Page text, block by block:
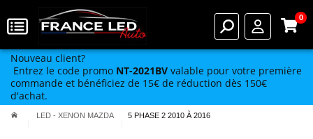
0
Nouveau client?
Entrez le code promo NT-2021BV valable pour votre première
commande et bénéficiez de 15€ de réduction dès 150€
d'achat.
LED - XENON MAZDA 5 PHASE 2 2010 À 2016